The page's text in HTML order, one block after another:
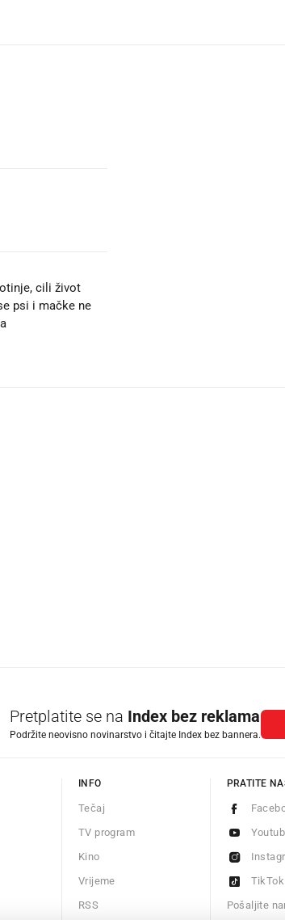
cili život
psi i mačke ne
❤❤🥰🥰
Pretplatite se na Index bez reklama
Podržite neovisno novinarstvo i čitajte Index bez bannera.
INFO
Tečaj
TV program
Kino
Vrijeme
RSS
PRATITE
TikTok
Pošaljite